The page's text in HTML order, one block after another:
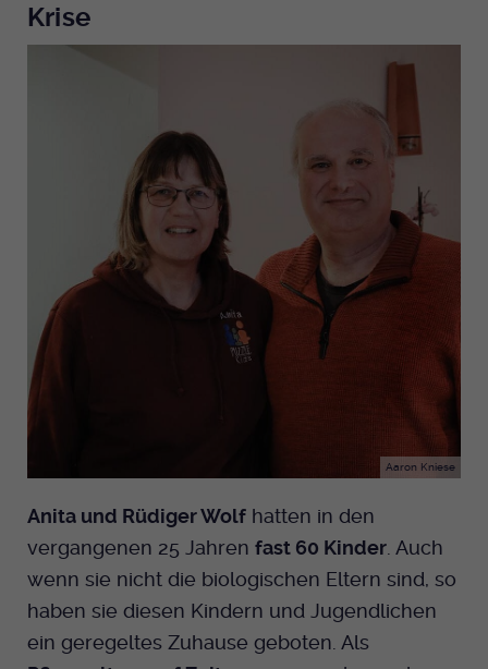
Krise
Aaron Kniese
Anita und Rüdiger Wolf hatten in den
vergangenen 25 Jahren fast 60 Kinder . Auch
wenn sie nicht die biologischen Eltern sind, so
haben sie diesen Kindern und Jugendlichen
ein geregeltes Zuhause geboten. Als